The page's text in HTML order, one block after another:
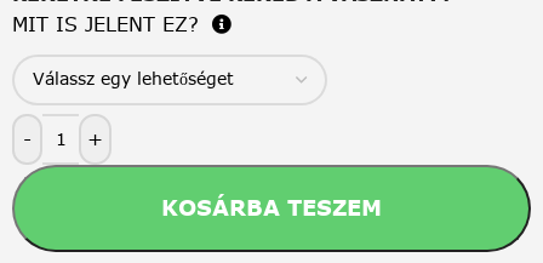
MIT IS JELENT EZ?
- +
KOSÁRBA TESZEM